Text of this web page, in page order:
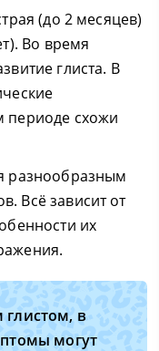
(до 2 месяцев)
Во время
глиста. В
периоде схожи
разнообразным
Всё зависит от
их
в
могут